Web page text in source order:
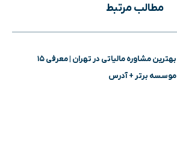
مطالب مرتبط
بهترین مشاوره مالیاتی در تهران | معرفی ۱۵
موسسه برتر + آدرس